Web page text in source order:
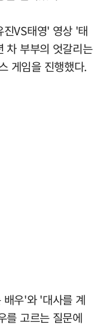
VS태영' 영상 '태
차 부부의 엇갈리는
게임을 진행했다.
배우'와 '대사를 계
를 고르는 질문에